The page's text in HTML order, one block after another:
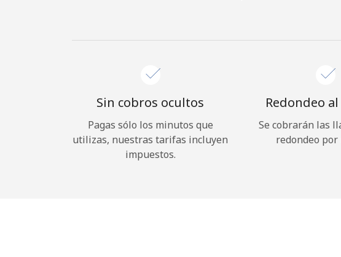
Sin cobros ocultos
Pagas sólo los minutos que
utilizas, nuestras tarifas incluyen
impuestos.
Redondeo
Se cobrarán las
redondeo